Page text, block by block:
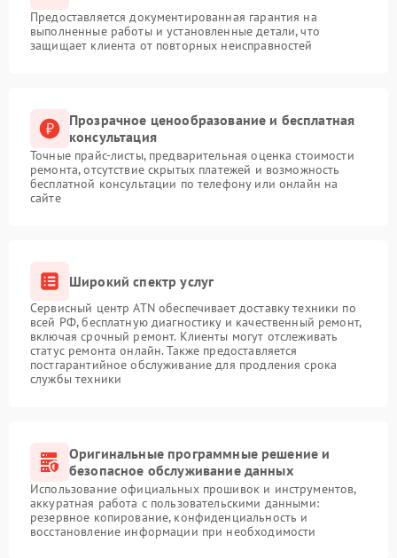
Предоставляется документированная гарантия на
выполненные работы и установленные детали, что
защищает клиента от повторных неисправностей
Прозрачное ценообразование и бесплатная
консультация
Точные прайс-листы, предварительная оценка стоимости
ремонта, отсутствие скрытых платежей и возможность
бесплатной консультации по телефону или онлайн на
сайте
Широкий спектр услуг
Сервисный центр ATN обеспечивает доставку техники по
всей РФ, бесплатную диагностику и качественный ремонт,
включая срочный ремонт. Клиенты могут отслеживать
статус ремонта онлайн. Также предоставляется
постгарантийное обслуживание для продления срока
службы техники
Оригинальные программные решение и
безопасное обслуживание данных
Использование официальных прошивок и инструментов,
аккуратная работа с пользовательскими данными:
резервное копирование, конфиденциальность и
восстановление информации при необходимости